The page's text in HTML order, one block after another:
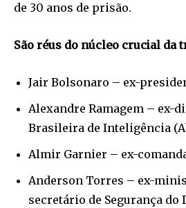
de 30 anos de prisão.
São réus do núcleo crucial da
Jair Bolsonaro – ex-
Alexandre Ramagem – ex-
Brasileira de Inteligência
Almir Garnier – ex-
Anderson Torres – ex-
secretário de Segurança do